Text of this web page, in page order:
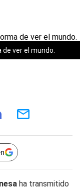
ver el mundo.
ha transmitido